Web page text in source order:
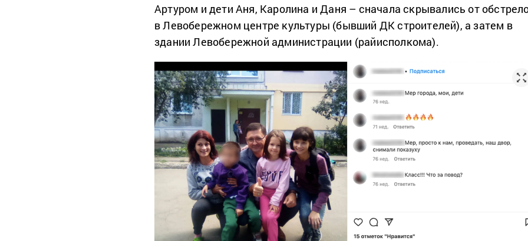
Артуром и дети Аня, Каролина и Даня – сначала скрывались от
в Левобережном центре культуры (бывший ДК строителей), а затем в
здании Левобережной администрации (райисполкома).